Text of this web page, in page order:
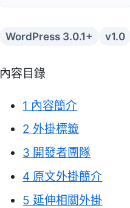
WordPress 3.0.1+ v1.0
內容目錄
1 內容簡介
2 外掛標籤
3 開發者團隊
4 原文外掛簡介
5 延伸相關外掛